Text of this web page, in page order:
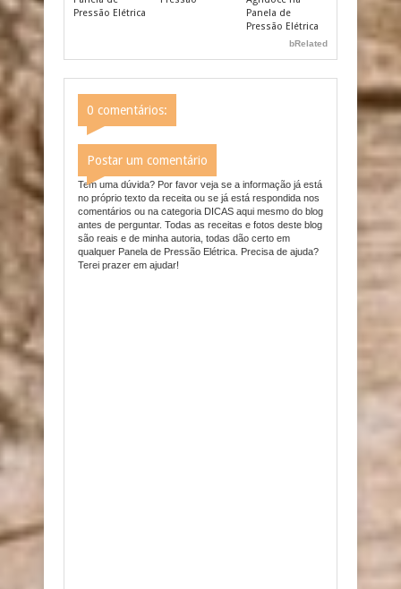
Pressão Elétrica
Panela de
Pressão Elétrica
bRelated
0 comentários:
Postar um comentário
Tem uma dúvida? Por favor veja se a informação já está
no próprio texto da receita ou se já está respondida nos
comentários ou na categoria DICAS aqui mesmo do blog
antes de perguntar. Todas as receitas e fotos deste blog
são reais e de minha autoria, todas dão certo em
qualquer Panela de Pressão Elétrica. Precisa de ajuda?
Terei prazer em ajudar!